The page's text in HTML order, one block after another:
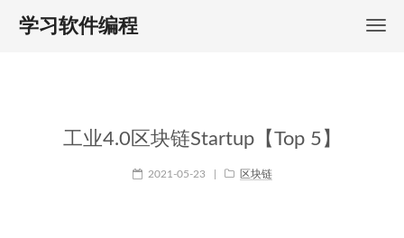
学习软件编程
工业4.0区块链Startup【Top 5】
2021-05-23 区块链